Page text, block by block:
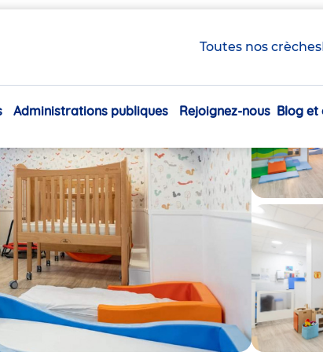
Toutes nos crèches
Navigation
Administrations publiques Rejoignez-nous Blog et